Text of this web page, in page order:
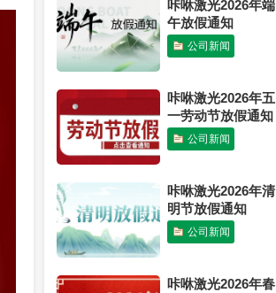
咔咻激光2026年端
午放假通知
公司新闻
咔咻激光2026年五
一劳动节放假通知
公司新闻
咔咻激光2026年清
明节放假通知
公司新闻
咔咻激光2026年春